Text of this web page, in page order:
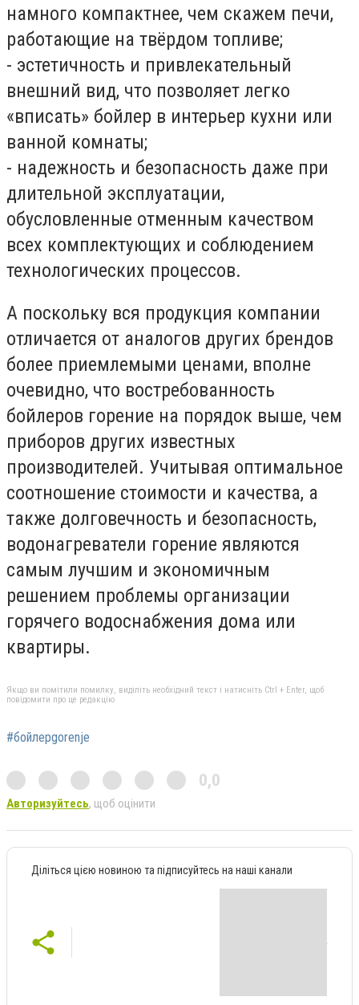
намного компактнее, чем скажем печи,
работающие на твёрдом топливе;
- эстетичность и привлекательный
внешний вид, что позволяет легко
«вписать» бойлер в интерьер кухни или
ванной комнаты;
- надежность и безопасность даже при
длительной эксплуатации,
обусловленные отменным качеством
всех комплектующих и соблюдением
технологических процессов.
А поскольку вся продукция компании
отличается от аналогов других брендов
более приемлемыми ценами, вполне
очевидно, что востребованность
бойлеров горение на порядок выше, чем
приборов других известных
производителей. Учитывая оптимальное
соотношение стоимости и качества, а
также долговечность и безопасность,
водонагреватели горение являются
самым лучшим и экономичным
решением проблемы организации
горячего водоснабжения дома или
квартиры.
Якщо ви помітили помилку, виділіть необхідний текст і натисніть Ctrl + Enter, щоб
повідомити про це редакцію
#бойлерgorenje
0,0
Авторизуйтесь, щоб оцінити
Діліться цією новиною та підписуйтесь на наші канали